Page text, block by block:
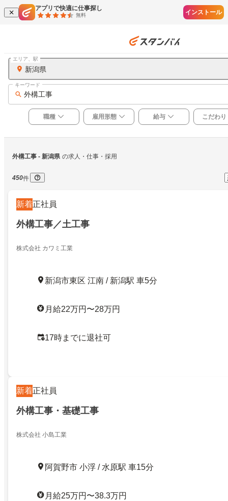
アプリで快適に仕事探し
無料 インストール
新潟県
エリア、駅
外構工事
キーワード
職種 雇用形態 給与 こだわり
外構工事 - 新潟県 の求人・仕事・採用
450件
新着正社員
外構工事／土工事
株式会社 カワミ工業
新潟市東区 江南 / 新潟駅 車5分
月給22万円〜28万円
17時までに退社可
新着正社員
外構工事・基礎工事
株式会社 小島工業
阿賀野市 小浮 / 水原駅 車15分
月給25万円〜38.3万円